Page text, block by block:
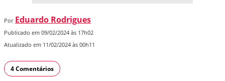
Por Eduardo Rodrigues
Publicado em 09/02/2024 às 17h02
Atualizado em 11/02/2024 às 00h11
4 Comentários